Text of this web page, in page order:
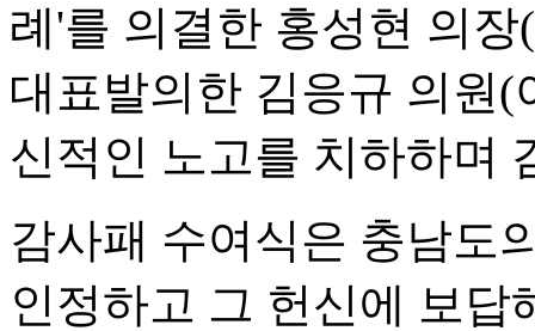
례'를 의결한 홍성현 의
대표발의한 김응규 의원(
신적인 노고를 치하하며
감사패 수여식은 충남도
인정하고 그 헌신에 보